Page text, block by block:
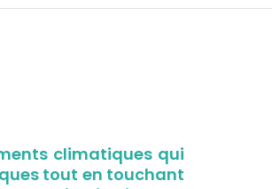
climatiques qui
tout en touchant